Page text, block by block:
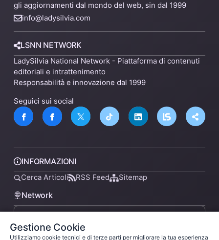
Gestione Cookie
Utilizziamo cookie tecnici e di terze parti per migliorare la tua esperienza
gli aggiornamenti dal mondo del web, sin dal 1999
info@ladysilvia.com
LSNN NETWORK
LadySilvia National Network - Piattaforma di contenuti
editoriali e intrattenimento
Responsabilità e innovazione dal 1999
Seguici sui social
INFORMAZIONI
Cerca Articoli RSS Feed Sitemap
Network
lsnn.net